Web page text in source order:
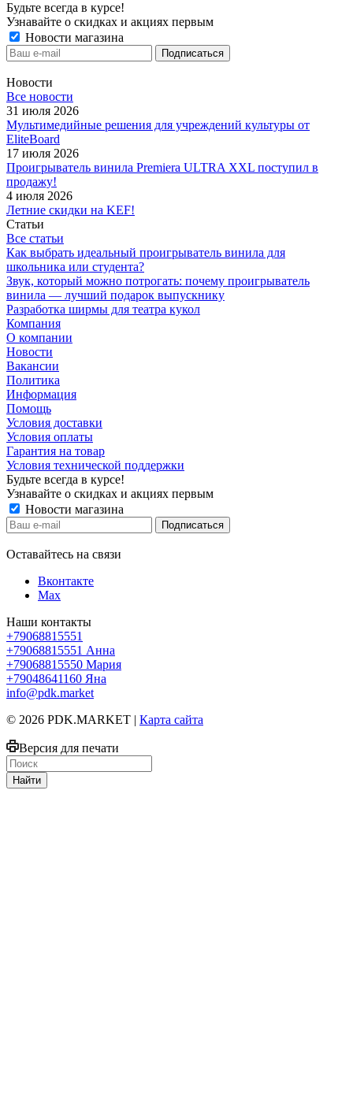
Будьте всегда в курсе!
Узнавайте о скидках и акциях первым
Новости магазина
Новости
Все новости
31 июля 2026
Мультимедийные решения для учреждений культуры от
EliteBoard
17 июля 2026
Проигрыватель винила Premiera ULTRA XXL поступил в
продажу!
4 июля 2026
Летние скидки на KEF!
Статьи
Все статьи
Как выбрать идеальный проигрыватель винила для
школьника или студента?
Звук, который можно потрогать: почему проигрыватель
винила — лучший подарок выпускнику
Разработка ширмы для театра кукол
Компания
О компании
Новости
Вакансии
Политика
Информация
Помощь
Условия доставки
Условия оплаты
Гарантия на товар
Условия технической поддержки
Будьте всегда в курсе!
Узнавайте о скидках и акциях первым
Новости магазина
Оставайтесь на связи
Вконтакте
Max
Наши контакты
+79068815551
+79068815551 Анна
+79068815550 Мария
+79048641160 Яна
info@pdk.market
© 2026 PDK.MARKET | Карта сайта
Версия для печати
Найти